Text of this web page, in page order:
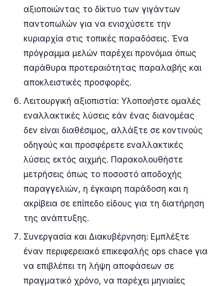
αξιοποιώντας το δίκτυο των γιγάντων
παντοπωλών για να ενισχύσετε την
κυριαρχία στις τοπικές παραδόσεις. Ένα
πρόγραμμα μελών παρέχει προνόμια όπως
παράθυρα προτεραιότητας παραλαβής και
αποκλειστικές προσφορές.
Λειτουργική αξιοπιστία: Υλοποιήστε ομαλές
εναλλακτικές λύσεις εάν ένας διανομέας
δεν είναι διαθέσιμος, αλλάξτε σε κοντινούς
οδηγούς και προσφέρετε εναλλακτικές
λύσεις εκτός αιχμής. Παρακολουθήστε
μετρήσεις όπως το ποσοστό αποδοχής
παραγγελιών, η έγκαιρη παράδοση και η
ακρίβεια σε επίπεδο είδους για τη διατήρηση
της ανάπτυξης.
Συνεργασία και Διακυβέρνηση: Εμπλέξτε
έναν περιφερειακό επικεφαλής ops chace για
να επιβλέπει τη λήψη αποφάσεων σε
πραγματικό χρόνο, να παρέχει μηνιαίες